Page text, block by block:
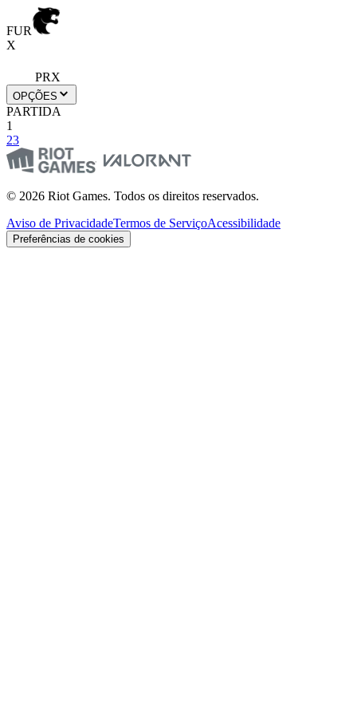
FUR
X
PRX
OPÇÕES
PARTIDA
1
23
© 2026 Riot Games. Todos os direitos reservados.
Aviso de PrivacidadeTermos de ServiçoAcessibilidade
Preferências de cookies